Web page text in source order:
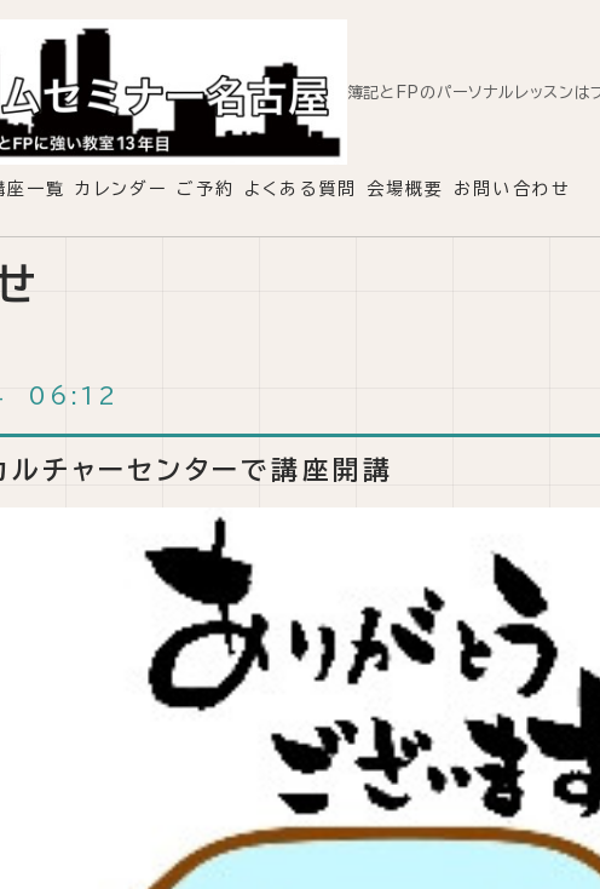
簿記とFPのパーソナルレッスンは
座一覧 カレンダー ご予約 よくある質問 会場概要 お問い合わせ
06:12
チャーセンターで講座開講